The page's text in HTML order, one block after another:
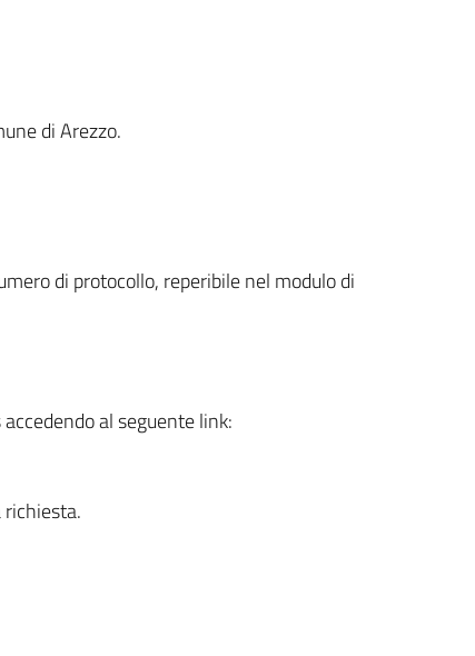
di Arezzo.
di protocollo, reperibile nel modulo di
al seguente link:
richiesta.